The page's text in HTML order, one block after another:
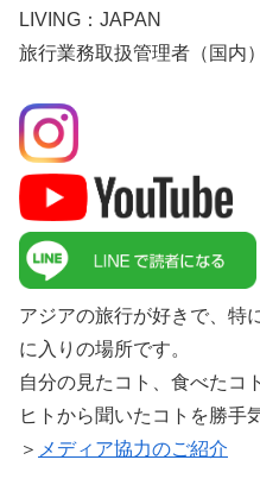
LIVING：JAPAN
旅行業務取扱管理者（国内）
アジアの旅行が好きで、特
に入りの場所です。
自分の見たコト、食べたコ
ヒトから聞いたコトを勝手
＞ メディア協力のご紹介